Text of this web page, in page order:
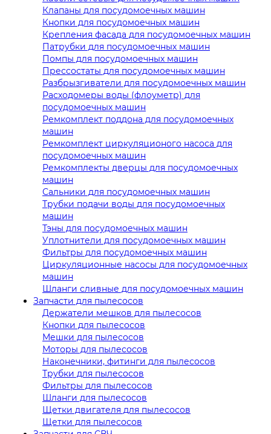
Клапаны для посудомоечных машин
Кнопки для посудомоечных машин
Крепления фасада для посудомоечных машин
Патрубки для посудомоечных машин
Помпы для посудомоечных машин
Прессостаты для посудомоечных машин
Разбрызгиватели для посудомоечных машин
Расходомеры воды (флоуметр) для
посудомоечных машин
Ремкомплект поддона для посудомоечных
машин
Ремкомплект циркуляционого насоса для
посудомоечных машин
Ремкомплекты дверцы для посудомоечных
машин
Сальники для посудомоечных машин
Трубки подачи воды для посудомоечных
машин
Тэны для посудомоечных машин
Уплотнители для посудомоечных машин
Фильтры для посудомоечных машин
Циркуляционные насосы для посудомоечных
машин
Шланги сливные для посудомоечных машин
Запчасти для пылесосов
Держатели мешков для пылесосов
Кнопки для пылесосов
Мешки для пылесосов
Моторы для пылесосов
Наконечники, фитинги для пылесосов
Трубки для пылесосов
Фильтры для пылесосов
Шланги для пылесосов
Щетки двигателя для пылесосов
Щетки для пылесосов